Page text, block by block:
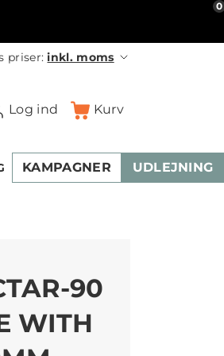
priser:inkl. moms
Log ind Kurv
0
KAMPAGNER UDLEJNING
90
WITH